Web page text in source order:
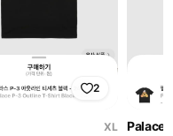
2
XL
Palace